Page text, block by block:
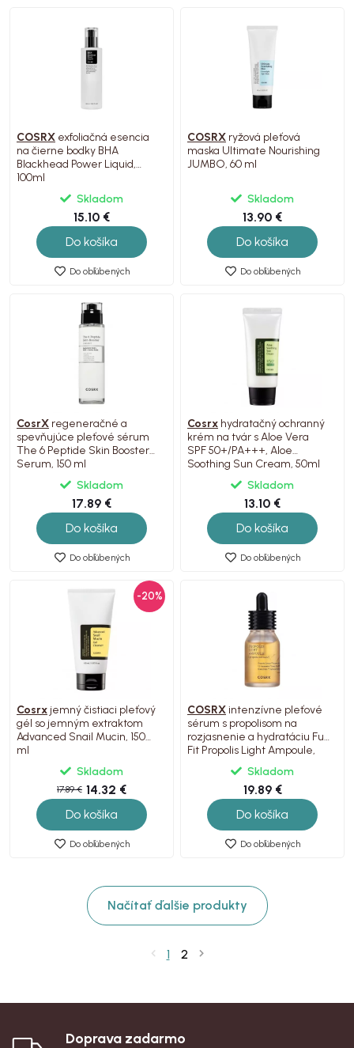
COSRX exfoliačná esencia
na čierne bodky BHA
Blackhead Power Liquid,
100ml
Skladom
15.10 €
Do košíka
Do obľúbených
COSRX ryžová pleťová
maska ​​Ultimate Nourishing
JUMBO, 60 ml
Skladom
13.90 €
Do košíka
Do obľúbených
CosrX regeneračné a
spevňujúce pleťové sérum
The 6 Peptide Skin Booster
Serum, 150 ml
Skladom
17.89 €
Do košíka
Do obľúbených
Cosrx hydratačný ochranný
krém na tvár s Aloe Vera
SPF 50+/PA+++, Aloe
Soothing Sun Cream, 50ml
Skladom
13.10 €
Do košíka
Do obľúbených
-20%
Cosrx jemný čistiaci pleťový
gél so jemným extraktom
Advanced Snail Mucin, 150
ml
Skladom
17.89 € 14.32 €
Do košíka
Do obľúbených
COSRXintenzívne pleťové
sérum s propolisom na
rozjasnenie a hydratáciu Full
Fit Propolis Light Ampoule,
Skladom
19.89 €
Do košíka
Do obľúbených
Načítať ďalšie produkty
1 2
Doprava zadarmo